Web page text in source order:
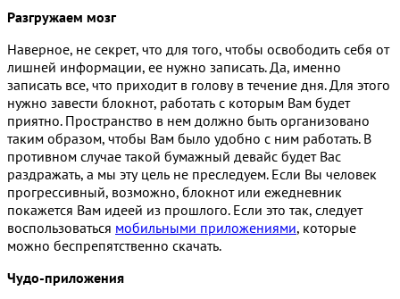
Разгружаем мозг
Наверное, не секрет, что для того, чтобы освободить себя от
лишней информации, ее нужно записать. Да, именно
записать все, что приходит в голову в течение дня. Для этого
нужно завести блокнот, работать с которым Вам будет
приятно. Пространство в нем должно быть организовано
таким образом, чтобы Вам было удобно с ним работать. В
противном случае такой бумажный девайс будет Вас
раздражать, а мы эту цель не преследуем. Если Вы человек
прогрессивный, возможно, блокнот или ежедневник
покажется Вам идеей из прошлого. Если это так, следует
воспользоваться мобильными приложениями, которые
можно беспрепятственно скачать.
Чудо-приложения